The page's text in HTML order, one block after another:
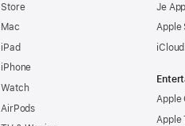
Store
Mac
iPad
iPhone
Watch
AirPods
Je
Apple
Apple
Apple